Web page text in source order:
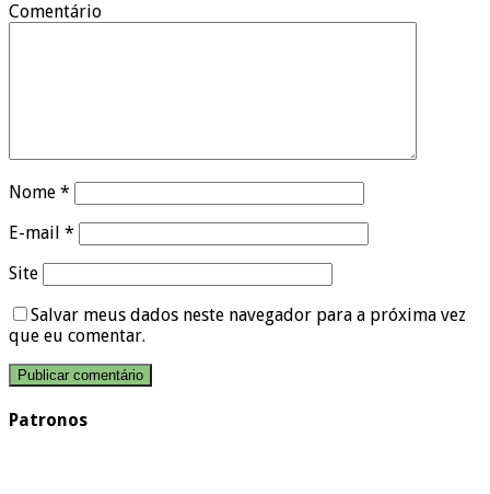
Comentário
Nome *
E-mail *
Site
Salvar meus dados neste navegador para a próxima vez
que eu comentar.
Patronos